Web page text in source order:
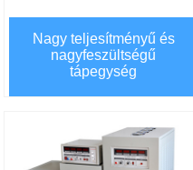
Nagy teljesítményű és
nagyfeszültségű
tápegység